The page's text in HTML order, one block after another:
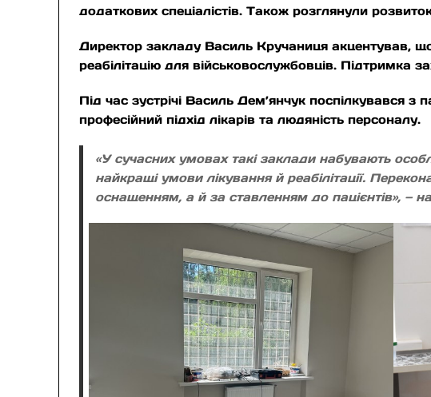
додаткових спеціалістів. Також розглянули
Директор закладу Василь Кручаниця акцентував,
реабілітацію для військовослужбовців. Підтримка
Під час зустрічі Василь Дем’янчук поспілкувався з
професійний підхід лікарів та людяність персоналу.
«У сучасних умовах такі заклади набувають
найкращі умови лікування й реабілітації.
оснащенням, а й за ставленням до пацієнтів», —